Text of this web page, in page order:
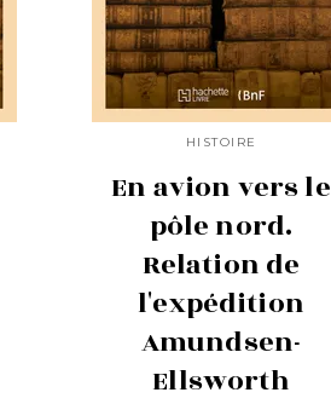
HISTOIRE
En avion vers le
pôle nord.
Relation de
l'expédition
Amundsen-
Ellsworth